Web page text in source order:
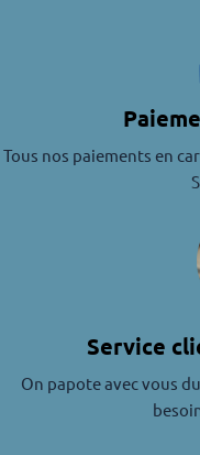
Tous nos paiements en
Service
On papote avec vous